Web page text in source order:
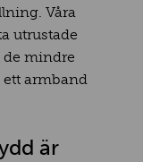
Våra
utrustade
de mindre
armband
är